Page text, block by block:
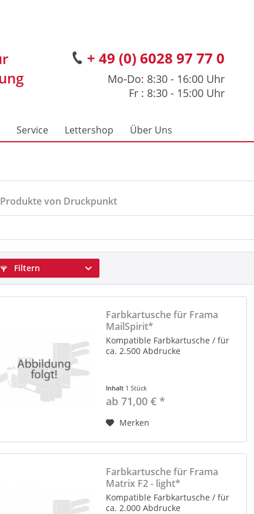
+ 49 (0) 6028 97 77 0
Mo-Do: 8:30 - 16:00 Uhr
Fr : 8:30 - 15:00 Uhr
Service Lettershop Über Uns
Produkte von Druckpunkt
Filtern
Farbkartusche für Frama
MailSpirit*
Kompatible Farbkartusche / für
ca. 2.500 Abdrucke
Inhalt 1 Stück
ab 71,00 € *
Merken
Farbkartusche für Frama
Matrix F2 - light*
Kompatible Farbkartusche / für
ca. 2.000 Abdrucke